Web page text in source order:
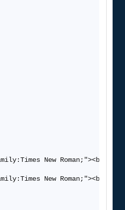
New
New Roman;"><b>С